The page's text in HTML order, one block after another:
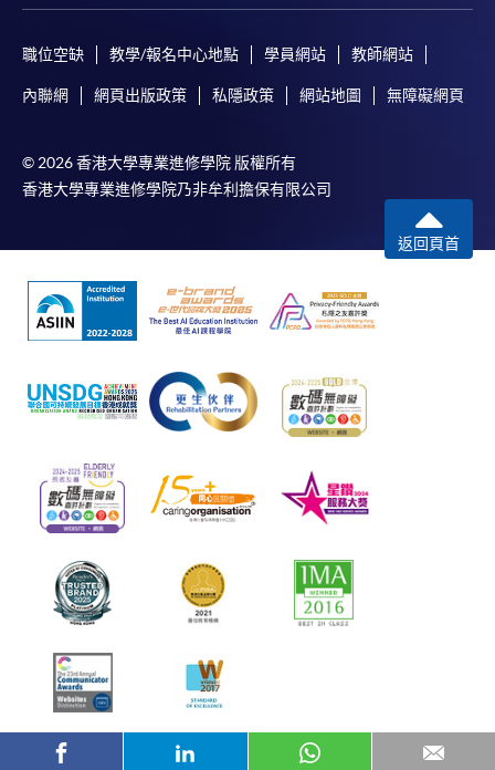
職位空缺 教學/報名中心地點 學員網站 教師網站
內聯網 網頁出版政策 私隱政策 網站地圖 無障礙網頁
© 2026 香港大學專業進修學院 版權所有
香港大學專業進修學院乃非牟利擔保有限公司
返回頁首